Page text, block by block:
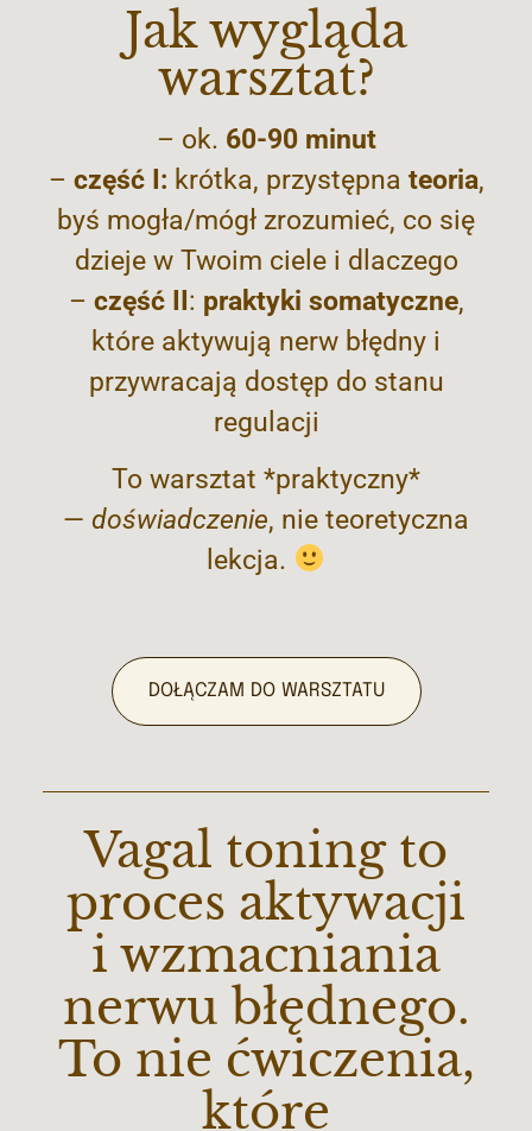
Jak wygląda
warsztat?
– ok. 60-90 minut
– część I: krótka, przystępna teoria,
byś mogła/mógł zrozumieć, co się
dzieje w Twoim ciele i dlaczego
– część II: praktyki somatyczne,
które aktywują nerw błędny i
przywracają dostęp do stanu
regulacji
To warsztat *praktyczny*
— doświadczenie, nie teoretyczna
lekcja.
DOŁĄCZAM DO WARSZTATU
Vagal toning to
proces aktywacji
i wzmacniania
nerwu błędnego.
To nie ćwiczenia,
które